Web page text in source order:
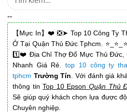
--
【Mực In】❤️ ❎➤ Top 10 Công Ty
Ở Tại Quận Thủ Đức Tphcm.
1️⃣❤️ Địa Chỉ Thợ Đổ Mực Thủ Đức,
Nhanh Giá Rẻ.top 10 công ty
tphcm Trường Tín . Với đánh giá
thông tinTop 10 Epson Quận Thủ
Sẽ giúp quý khách chọn lựa được
Chuyên nghiệp.